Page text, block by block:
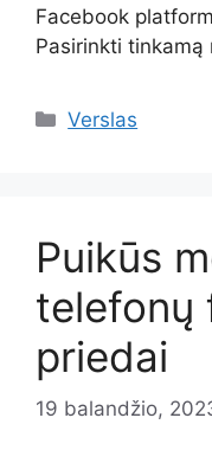
Facebook
Pasirinkti
Kategorijos
Verslas
Puikūs
telefonų
priedai
19 balandžio,